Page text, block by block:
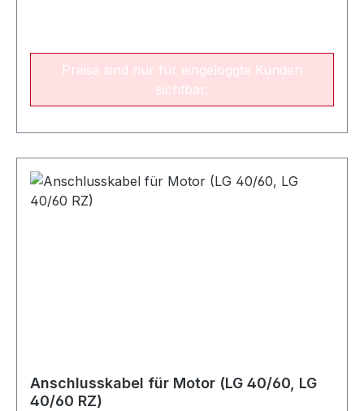
Preise sind nur für eingeloggte Kunden
sichtbar.
Anschlusskabel für Motor (LG 40/60, LG
40/60 RZ)